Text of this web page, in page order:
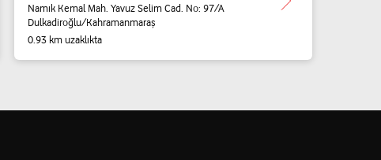
Namık Kemal Mah. Yavuz Selim Cad. No: 97/A
Dulkadiroğlu/Kahramanmaraş
0.93 km uzaklıkta